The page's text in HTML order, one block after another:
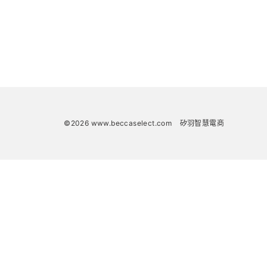
©2026 www.beccaselect.com 矽羽智慧電商